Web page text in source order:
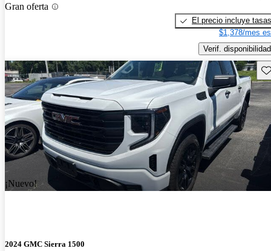
Gran oferta
El precio incluye tasas
$1,378/mes
Verif. disponibilidad
¡Nuevo!
2024 GMC Sierra 1500